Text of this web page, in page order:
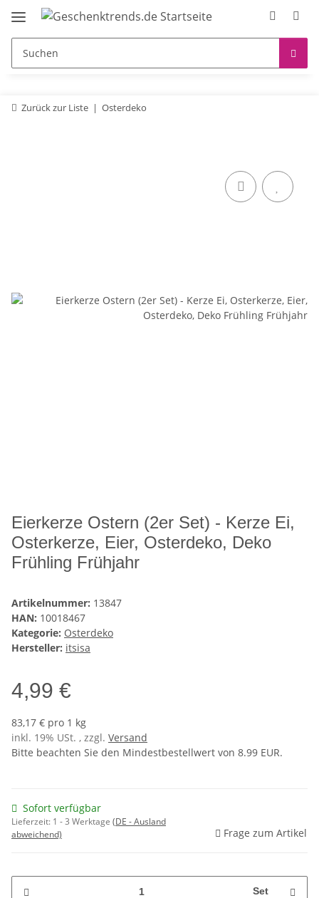
Zurück zur Liste Osterdeko
Eierkerze Ostern (2er Set) - Kerze Ei,
Osterkerze, Eier, Osterdeko, Deko
Frühling Frühjahr
Artikelnummer: 13847
HAN: 10018467
Kategorie: Osterdeko
Hersteller: itsisa
4,99 €
83,17 € pro 1 kg
inkl. 19% USt. , zzgl. Versand
Bitte beachten Sie den Mindestbestellwert von 8.99 EUR.
Sofort verfügbar
Lieferzeit: 1 - 3 Werktage (DE - Ausland
abweichend)
Frage zum Artikel
Set